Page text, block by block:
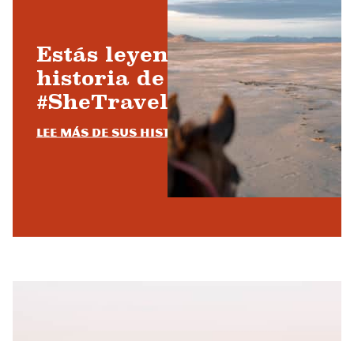
Estás leyendo una
historia de
#SheTravelsUtah
Lee más de sus historias.